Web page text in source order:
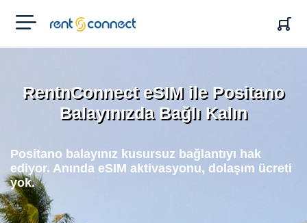
RENT'N
CONNECT
RentnConnect eSIM ile Positano
Balayınızda Bağlı Kalın
Positano balayınız kusursuz bağlantıyı hak
ediyor. Anında eSIM aktivasyonu, dolaşım ücreti
yok.